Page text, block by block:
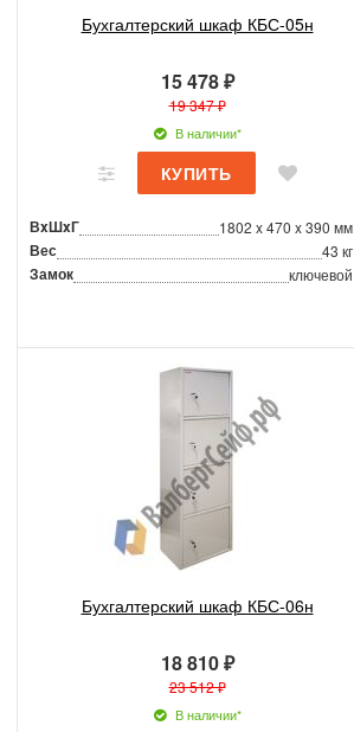
Бухгалтерский шкаф КБС-05н
15 478 ₽
19 347 ₽
В наличии*
ВxШxГ 1802 x 470 x 390 мм
Вес 43 кг
Замок ключевой
Бухгалтерский шкаф КБС-06н
18 810 ₽
23 512 ₽
В наличии*